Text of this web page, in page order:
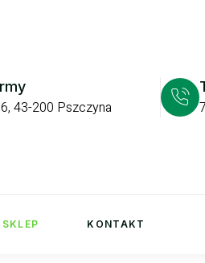
43-200 Pszczyna
SKLEP KONTAKT